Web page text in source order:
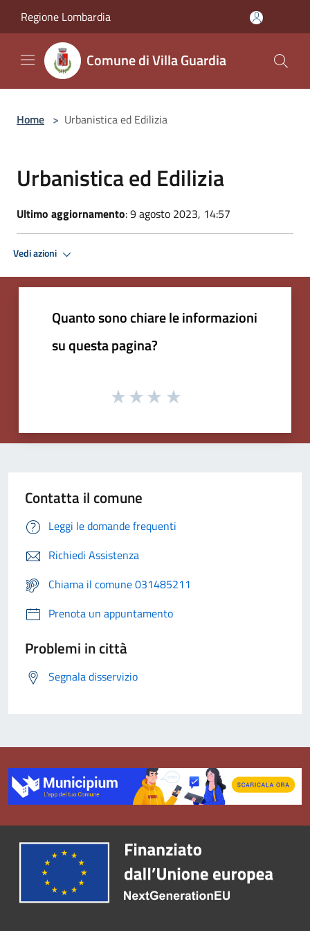
Regione Lombardia
Comune di Villa Guardia
Home > Urbanistica ed Edilizia
Urbanistica ed Edilizia
Ultimo aggiornamento: 9 agosto 2023, 14:57
Vedi azioni
Quanto sono chiare le informazioni
su questa pagina?
Contatta il comune
Leggi le domande frequenti
Richiedi Assistenza
Chiama il comune 031485211
Prenota un appuntamento
Problemi in città
Segnala disservizio